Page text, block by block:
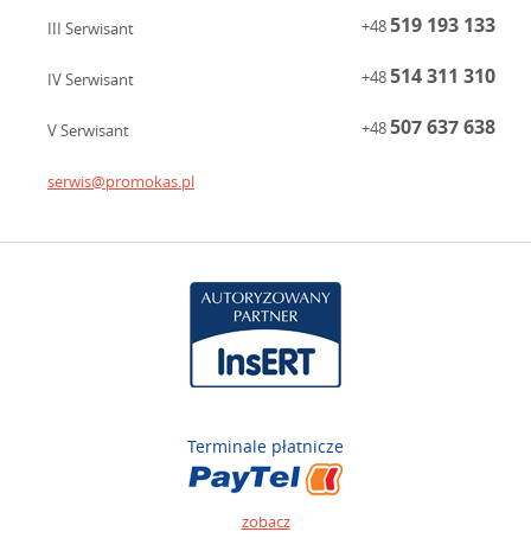
III Serwisant +48519 193 133
IV Serwisant +48514 311 310
V Serwisant +48507 637 638
serwis@promokas.pl
Terminale płatnicze
zobacz